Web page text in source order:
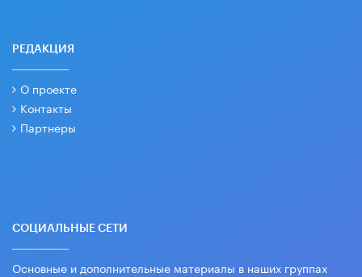
РЕДАКЦИЯ
О проекте
Контакты
Партнеры
СОЦИАЛЬНЫЕ СЕТИ
Основные и дополнительные материалы в наших группах